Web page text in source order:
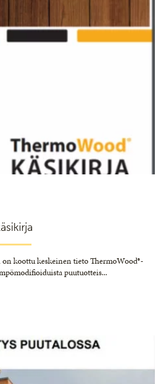
koottu keskeinen tieto ThermoWood®-
puutuotteis...